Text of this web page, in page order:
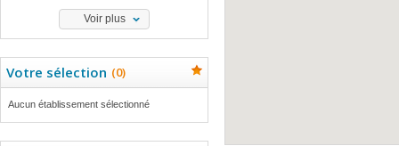
Voir plus
Votre sélection (0)
Aucun établissement sélectionné